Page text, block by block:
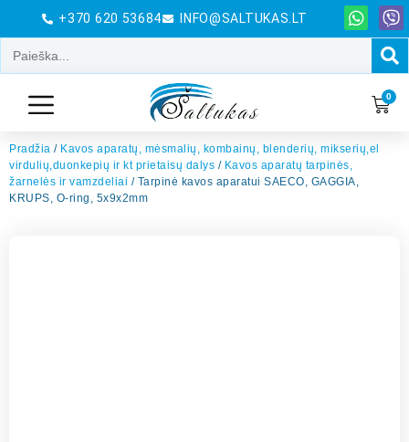
+370 620 53684 INFO@SALTUKAS.LT
0
Pradžia / Kavos aparatų, mėsmalių, kombainų, blenderių, mikserių,el
virdulių,duonkepių ir kt prietaisų dalys / Kavos aparatų tarpinės,
žarnelės ir vamzdeliai / Tarpinė kavos aparatui SAECO, GAGGIA,
KRUPS, O-ring, 5x9x2mm